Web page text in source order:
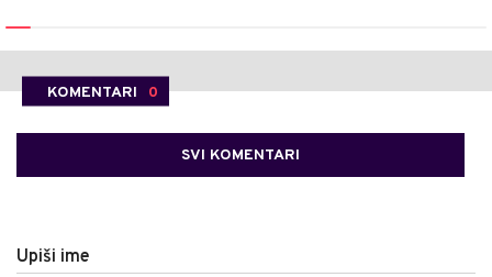
KOMENTARI 0
SVI KOMENTARI
Upiši ime